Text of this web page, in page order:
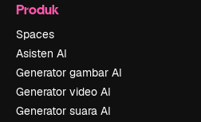
Produk
Spaces
Asisten AI
Generator gambar AI
Generator video AI
Generator suara AI